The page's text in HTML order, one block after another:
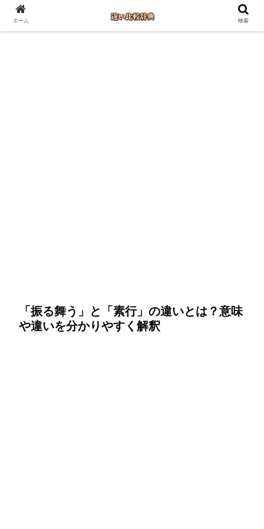
「振る舞う」と「素行」の違いとは？意味
や違いを分かりやすく解釈
ホーム 検索